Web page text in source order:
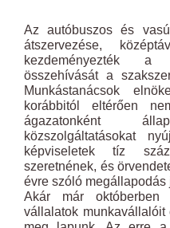
Az autóbuszos és
átszervezése,
kezdeményezték a
összehívását a
Munkástanácsok
korábbitól eltérően
ágazatonként
közszolgáltatásokat
képviseletek tíz
szeretnének, és
évre szóló megállapodás
Akár már októberben
vállalatok munkavállalóit